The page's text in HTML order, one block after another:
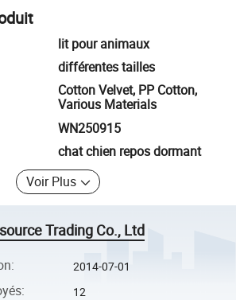
lit pour animaux
différentes tailles
Cotton Velvet, PP Cotton,
Various Materials
WN250915
chat chien repos dormant
Voir Plus
Trading Co., Ltd
: 2014-07-01
: 12